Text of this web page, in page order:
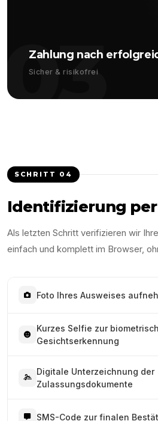
03
Zahlung nach
Sicher & risikofrei
SCHRITT 04
Identifizierung
Als letzten Schritt verifizieren wir
einfach und komplett im Browser,
Foto Ihres Ausweises
Kurzes Selfie zur
Gesichtserkennung
Digitale Unterzeichnung der
Zulassungsdokumente
SMS-Code zur finalen